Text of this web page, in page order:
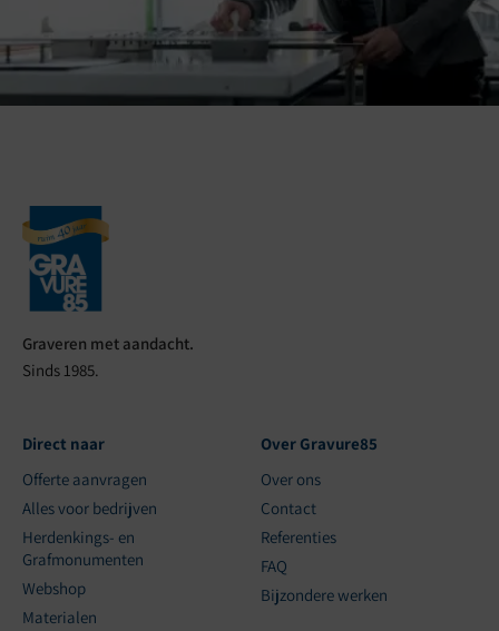
Graveren met aandacht.
Sinds 1985.
Direct naar
Offerte aanvragen
Alles voor bedrijven
Herdenkings- en
Grafmonumenten
Webshop
Materialen
Over Gravure85
Over ons
Contact
Referenties
FAQ
Bijzondere werken